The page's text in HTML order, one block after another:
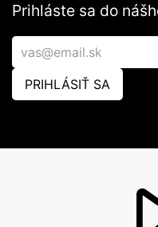
Prihláste sa do
PRIHLÁSIŤ SA